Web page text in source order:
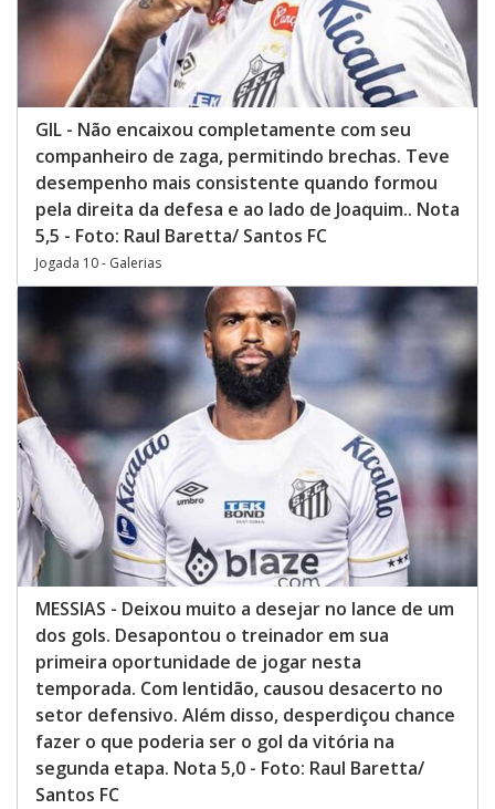
GIL - Não encaixou completamente com seu
companheiro de zaga, permitindo brechas. Teve
desempenho mais consistente quando formou
pela direita da defesa e ao lado de Joaquim.. Nota
5,5 - Foto: Raul Baretta/ Santos FC
Jogada 10 - Galerias
MESSIAS - Deixou muito a desejar no lance de um
dos gols. Desapontou o treinador em sua
primeira oportunidade de jogar nesta
temporada. Com lentidão, causou desacerto no
setor defensivo. Além disso, desperdiçou chance
fazer o que poderia ser o gol da vitória na
segunda etapa. Nota 5,0 - Foto: Raul Baretta/
Santos FC